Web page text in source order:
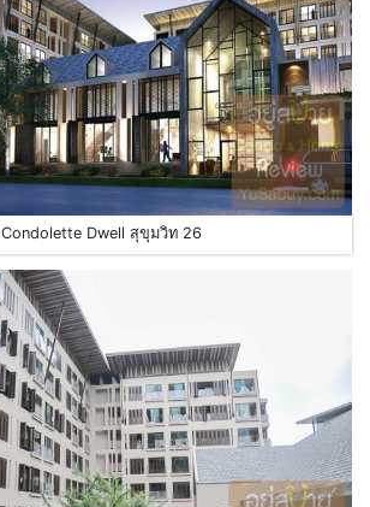
Condolette Dwell สุขุมวิท 26